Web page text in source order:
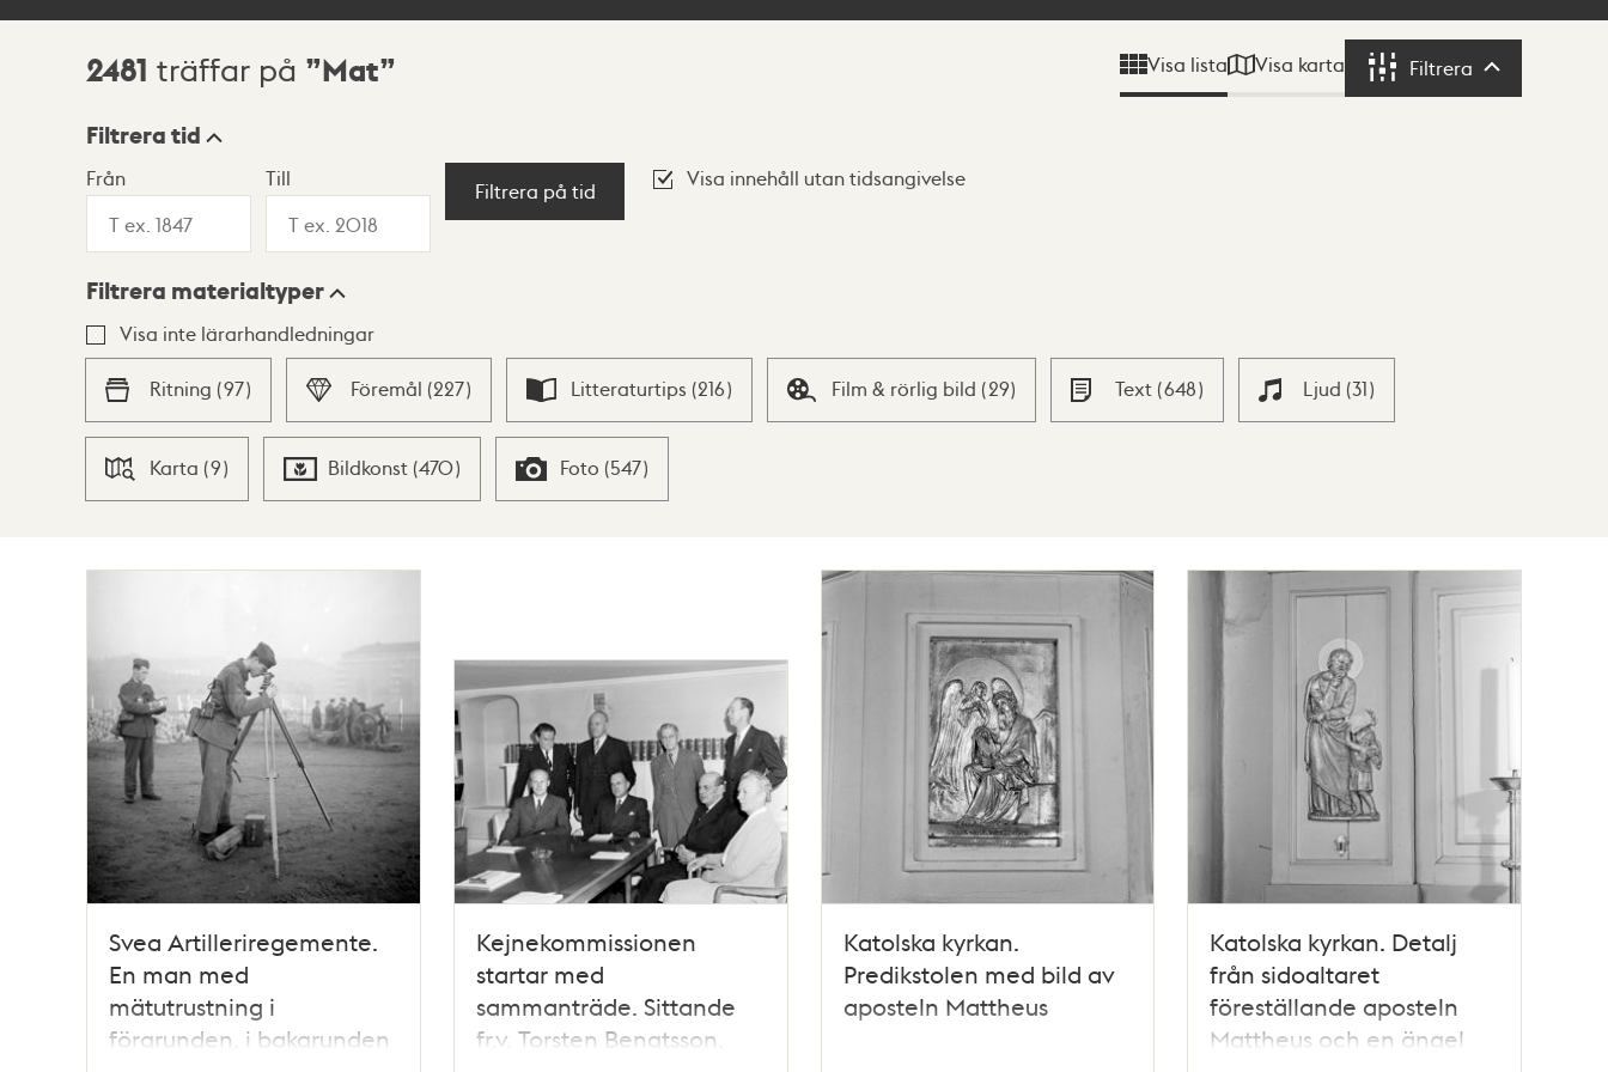
Sökresultat
2481 träffar på Mat Visa lista Visa karta Filtrera Filtrera
Visningsläge
Lista Karta
Filtrera tid
Från Till
Filtrera på tid
Visa innehåll utan tidsangivelse
Filtrera materialtyper
Visa inte lärarhandledningar
Ritning (97) Föremål (227) Litteraturtips (216) Film & rörlig bild (29) Text (648) Ljud (31)
Karta (9) Bildkonst (470) Foto (547)
Svea Artilleriregemente.
En man med
mätutrustning i
förgrunden, i bakgrunden
Kejnekommissionen
startar med
sammanträde. Sittande
fr.v. Torsten Bengtsson,
Katolska kyrkan.
Predikstolen med bild av
aposteln Mattheus
Katolska kyrkan. Detalj
från sidoaltaret
föreställande aposteln
Mattheus och en ängel